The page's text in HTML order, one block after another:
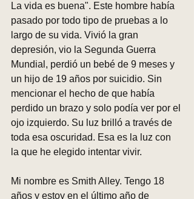
La vida es buena". Este hombre había
pasado por todo tipo de pruebas a lo
largo de su vida. Vivió la gran
depresión, vio la Segunda Guerra
Mundial, perdió un bebé de 9 meses y
un hijo de 19 años por suicidio. Sin
mencionar el hecho de que había
perdido un brazo y solo podía ver por el
ojo izquierdo. Su luz brilló a través de
toda esa oscuridad. Esa es la luz con
la que he elegido intentar vivir.
Mi nombre es Smith Alley. Tengo 18
años y estoy en el último año de